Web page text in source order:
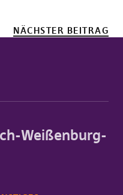
NÄCHSTER BEITRAG
Weißenburg-